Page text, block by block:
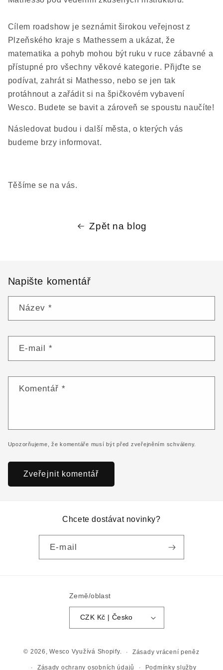
Cílem roadshow je seznámit širokou veřejnost z
Plzeňského kraje s Mathessem a ukázat, že
matematika a pohyb mohou být ruku v ruce zábavné a
přístupné pro všechny věkové kategorie. Přijďte se
podívat, zahrát si Mathesso, nebo se jen tak
protáhnout a zařádit si na špičkovém vybavení
Wesco. Budete se bavit a zároveň se spoustu naučíte!
Následovat budou i další města, o kterých vás
budeme brzy informovat.
Těšíme se na vás.
Zpět na blog
Napište komentář
Název*
E-mail*
Komentář*
Upozorňujeme, že komentáře musí být před zveřejněním schváleny.
Chcete dostávat novinky?
E-mail
Země/oblast
CZK Kč | Česko
© 2026,Wesco Využívá Shopify. Zásady vrácení peněz
Zásady ochrany osobních údajů Podmínky služby